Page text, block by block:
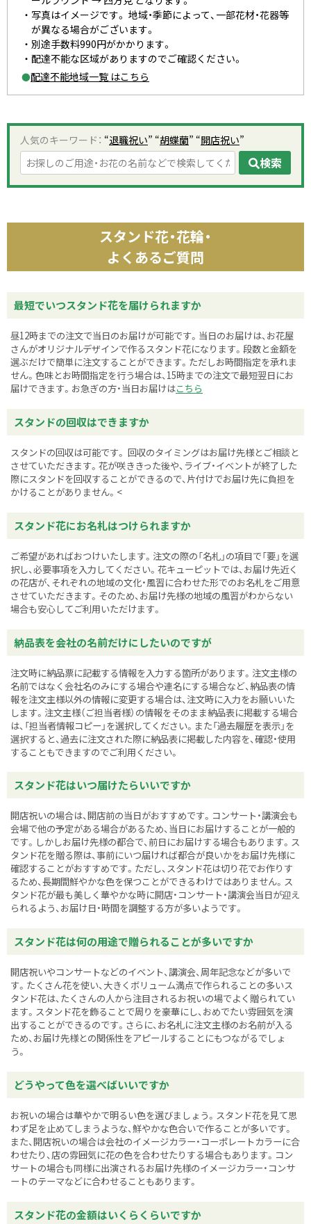
写真はイメージです。 地域・季節によって、一部花材・花器等
が異なる場合がございます。
別途手数料990円がかかります。
配達不能な区域がありますのでご確認ください。
●配達不能地域一覧 はこちら
人気のキーワード： “退職祝い” “胡蝶蘭” “開店祝い”
検索
スタンド花・花輪・
よくあるご質問
最短でいつスタンド花を届けられますか
昼12時までの注文で当日のお届けが可能です。当日のお届けは、お花屋
さんがオリジナルデザインで作るスタンド花になります。段数と金額を
選ぶだけで簡単に注文することができます。ただしお時間指定を承れま
せん。色味とお時間指定を行う場合は、15時までの注文で最短翌日にお
届けできます。お急ぎの方・当日お届けはこちら
スタンドの回収はできますか
スタンドの回収は可能です。 回収のタイミングはお届け先様とご相談と
させていただきます。花が咲ききった後や、ライブ・イベントが終了した
際にスタンドを回収することができるので、片付けでお届け先に負担を
かけることがありません。<
スタンド花にお名札はつけられますか
ご希望があればおつけいたします。注文の際の「名札」の項目で「要」を選
択し、必要事項を入力してください。花キューピットでは、お届け先近く
の花店が、それぞれの地域の文化・風習に合わせた形でのお名札をご用意
させていただきます。そのため、お届け先様の地域の風習がわからない
場合も安心してご利用いただけます。
納品表を会社の名前だけにしたいのですが
注文時に納品票に記載する情報を入力する箇所があります。注文主様の
名前ではなく会社名のみにする場合や連名にする場合など、納品表の情
報を注文主様以外の情報に変更する場合は、注文時に入力をお願いいた
します。注文主様（ご担当者様）の情報をそのまま納品表に掲載する場合
は、「担当者情報コピー」を選択してください。また「過去履歴を表示」を
選択すると、過去に注文された際に納品表に掲載した内容を、確認・使用
することもできますのでご利用ください。
スタンド花はいつ届けたらいいですか
開店祝いの場合は、開店前の当日がおすすめです。コンサート・講演会も
会場で他の予定がある場合があるため、当日にお届けすることが一般的
です。しかしお届け先様の都合で、前日にお届けする場合もあります。ス
タンド花を贈る際は、事前にいつ届ければ都合が良いかをお届け先様に
確認することがおすすめです。ただし、スタンド花は切り花でお作りす
るため、長期間鮮やかな色を保つことができるわけではありません。ス
タンド花が最も美しく華やかな時に開店・コンサート・講演会当日が迎え
られるよう、お届け日・時間を調整する方が多いようです。
スタンド花は何の用途で贈られることが多いですか
開店祝いやコンサートなどのイベント、講演会、周年記念などが多いで
す。たくさん花を使い、大きくボリューム満点で作られることの多いス
タンド花は、たくさんの人から注目されるお祝いの場でよく贈られてい
ます。スタンド花を飾ることで周りを豪華にし、おめでたい雰囲気を演
出することができるのです。さらに、お名札に注文主様のお名前が入る
ため、お届け先様との関係性をアピールすることにもつながるでしょ
う。
どうやって色を選べばいいですか
お祝いの場合は華やかで明るい色を選びましょう。スタンド花を見て思
わず足を止めてしまうような、鮮やかな色合いで作ることが多いです。
また、開店祝いの場合は会社のイメージカラー・コーポレートカラーに合
わせたり、店の雰囲気に花の色を合わせたりする場合もあります。コン
サートの場合も同様に出演されるお届け先様のイメージカラー・コンサ
ートのテーマなどに合わせることもあります。
スタンド花の金額はいくらくらいですか